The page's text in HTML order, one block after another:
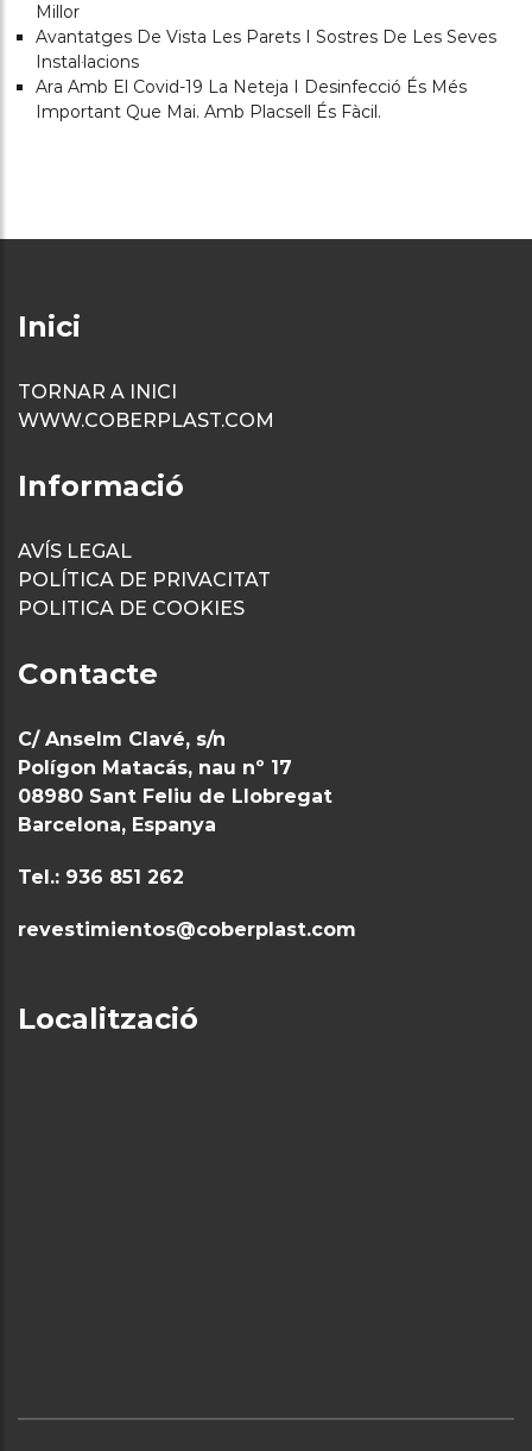
Millor
Avantatges De Vista Les Parets I Sostres De Les Seves
Instal·lacions
Ara Amb El Covid-19 La Neteja I Desinfecció És Més
Important Que Mai. Amb Placsell És Fàcil.
Inici
TORNAR A INICI
WWW.COBERPLAST.COM
Informació
AVÍS LEGAL
POLÍTICA DE PRIVACITAT
POLITICA DE COOKIES
Contacte
C/ Anselm Clavé, s/n
Polígon Matacás, nau nº 17
08980 Sant Feliu de Llobregat
Barcelona, Espanya
Tel.: 936 851 262
revestimientos@coberplast.com
Localització